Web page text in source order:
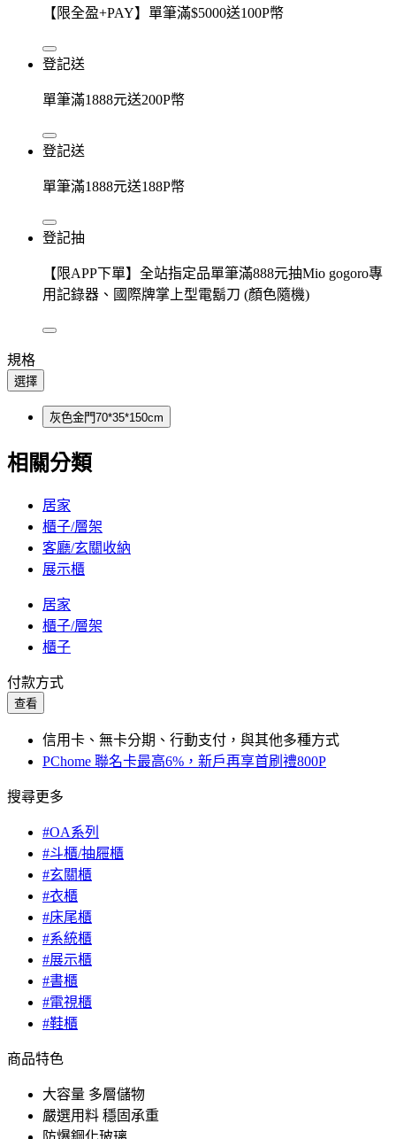
【限全盈+PAY】單筆滿$5000送100P幣
登記送
單筆滿1888元送200P幣
登記送
單筆滿1888元送188P幣
登記抽
【限APP下單】全站指定品單筆滿888元抽Mio gogoro專
用記錄器、國際牌掌上型電鬍刀 (顏色隨機)
規格
選擇
灰色金門70*35*150cm
相關分類
居家
櫃子/層架
客廳/玄關收納
展示櫃
居家
櫃子/層架
櫃子
付款方式
查看
信用卡、無卡分期、行動支付，與其他多種方式
PChome 聯名卡最高6%，新戶再享首刷禮800P
搜尋更多
#OA系列
#斗櫃/抽屜櫃
#玄關櫃
#衣櫃
#床尾櫃
#系統櫃
#展示櫃
#書櫃
#電視櫃
#鞋櫃
商品特色
大容量 多層儲物
嚴選用料 穩固承重